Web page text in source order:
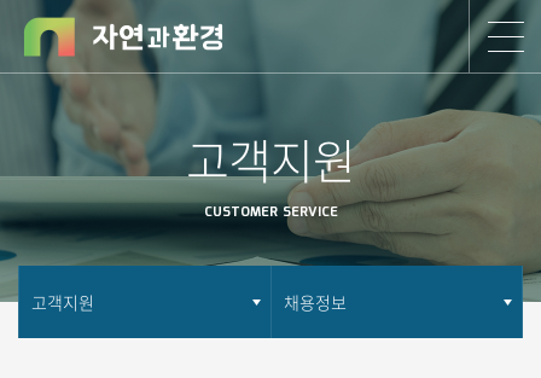
고객지원
CUSTOMER SERVICE
고객지원 채용정보